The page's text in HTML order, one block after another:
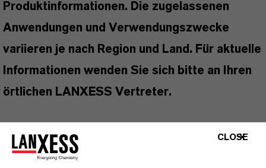
Produktinformationen. Die zugelassenen
Anwendungen und Verwendungszwecke
variieren je nach Region und Land. Für aktuelle
Informationen wenden Sie sich bitte an Ihren
örtlichen LANXESS Vertreter.
PRODUKTINFORMATIONEN
CLOSE